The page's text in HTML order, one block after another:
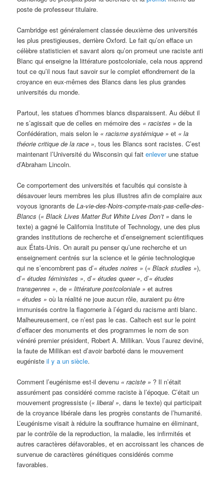
poste de professeur titulaire.
Cambridge est généralement classée deuxième des universités
les plus prestigieuses, derrière Oxford. Le fait qu’on efface un
célèbre statisticien et savant alors qu’on promeut une raciste anti
Blanc qui enseigne la littérature postcoloniale, cela nous apprend
tout ce qu’il nous faut savoir sur le complet effondrement de la
croyance en eux-mêmes des Blancs dans les plus grandes
universités du monde.
Partout, les statues d’hommes blancs disparaissent. Au début il
ne s’agissait que de celles en mémoire des « racistes » de la
Confédération, mais selon le « racisme systémique » et « la
théorie critique de la race », tous les Blancs sont racistes. C’est
maintenant l’Université du Wisconsin qui faitenleverune statue
d’Abraham Lincoln.
Ce comportement des universités et facultés qui consiste à
désavouer leurs membres les plus illustres afin de complaire aux
voyous ignorants deLa-vie-des-Noirs-compte-mais-pas-celle-des-
Blancs (« Black Lives Matter But White Lives Don’t » dans le
texte) a gagné le California Institute of Technology, une des plus
grandes institutions de recherche et d’enseignement scientifiques
aux États-Unis. On aurait pu penser qu’une recherche et un
enseignement centrés sur la science et le génie technologique
qui ne s’encombrent pas d’« études noires » (« Black studies »),
d’« études féministes », d’« études queer », d’« études
transgenres », de « littérature postcoloniale » et autres
« études » où la réalité ne joue aucun rôle, auraient pu être
immunisés contre la flagornerie à l’égard du racisme anti blanc.
Malheureusement, ce n’est pas le cas. Caltech est sur le point
d’effacer des monuments et des programmes le nom de son
vénéré premier président, Robert A. Millikan. Vous l’aurez deviné,
la faute de Millikan est d’avoir barboté dans le mouvement
eugénisteil y a un siècle.
Comment l’eugénisme est-il devenu « raciste » ? Il n’était
assurément pas considéré comme raciste à l’époque. C’était un
mouvement progressiste (« liberal », dans le texte) qui participait
de la croyance libérale dans les progrès constants de l’humanité.
L’eugénisme visait à réduire la souffrance humaine en éliminant,
par le contrôle de la reproduction, la maladie, les infirmités et
autres caractères défavorables, et en accroissant les chances de
survenue de caractères génétiques considérés comme
favorables.